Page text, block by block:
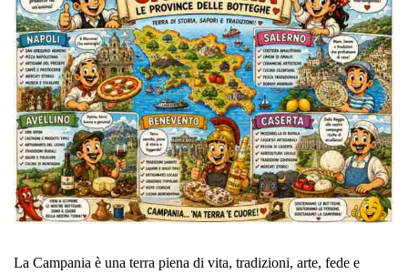
La Campania è una terra piena di vita, tradizioni, arte, fede e